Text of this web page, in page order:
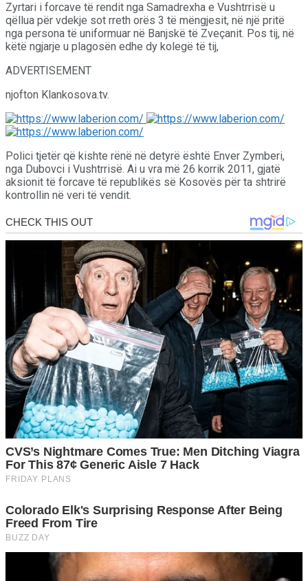
Zyrtari i forcave të rendit nga Samadrexha e Vushtrrisë u
qëllua për vdekje sot rreth orës 3 të mëngjesit, në një pritë
nga persona të uniformuar në Banjskë të Zveçanit. Pos tij, në
këtë ngjarje u plagosën edhe dy kolegë të tij,
ADVERTISEMENT
njofton Klankosova.tv.
Polici tjetër që kishte rënë në detyrë është Enver Zymberi,
nga Dubovci i Vushtrrisë. Ai u vra më 26 korrik 2011, gjatë
aksionit të forcave të republikës së Kosovës për ta shtrirë
kontrollin në veri të vendit.